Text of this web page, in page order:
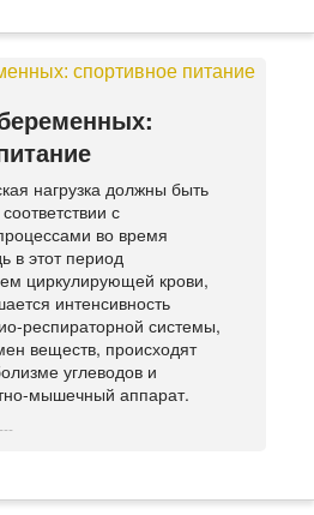
нагрузка должны быть
с
во время
в этот период
циркулирующей крови,
интенсивность
респираторной системы,
веществ, происходят
углеводов и
мышечный аппарат.
---